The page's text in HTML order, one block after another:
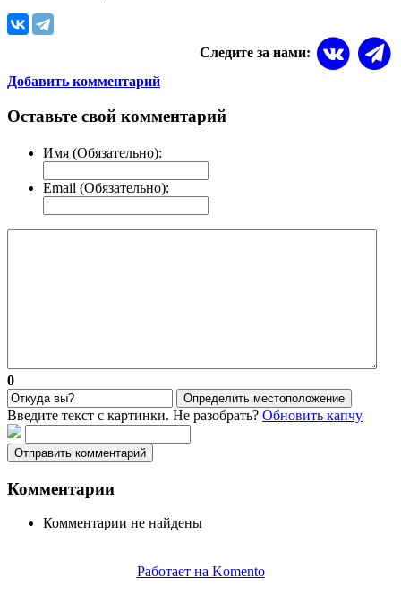
Следите за нами:
Добавить комментарий
Оставьте свой комментарий
Имя (Обязательно):
Email (Обязательно):
0
Определить местоположение
Введите текст с картинки. Не разобрать? Обновить капчу
Отправить комментарий
Комментарии
Комментарии не найдены
Работает на Komento